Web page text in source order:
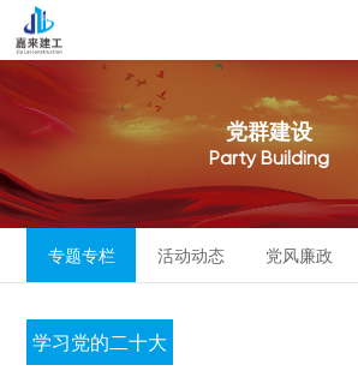
党群建设
Party Building
专题专栏 活动动态 党风廉政
学习党的二十大